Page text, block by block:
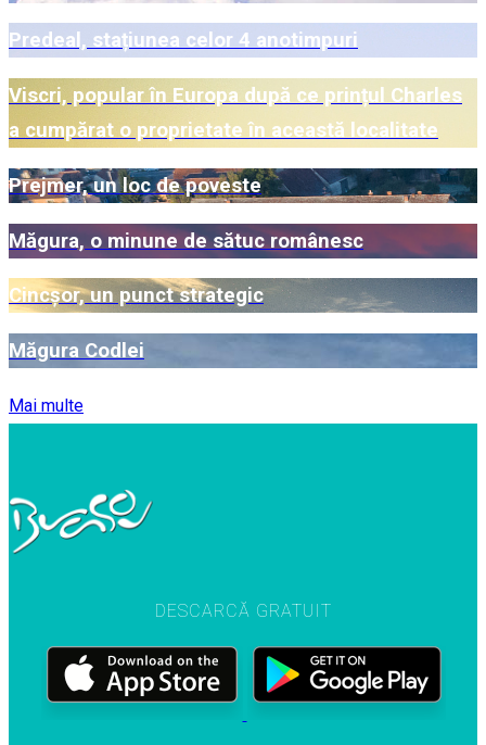
Predeal, stațiunea celor 4 anotimpuri
Viscri, popular în Europa după ce prințul Charles
a cumpărat o proprietate în această localitate
Prejmer, un loc de poveste
Măgura, o minune de sătuc românesc
Cincșor, un punct strategic
Măgura Codlei
Mai multe
DESCARCĂ GRATUIT